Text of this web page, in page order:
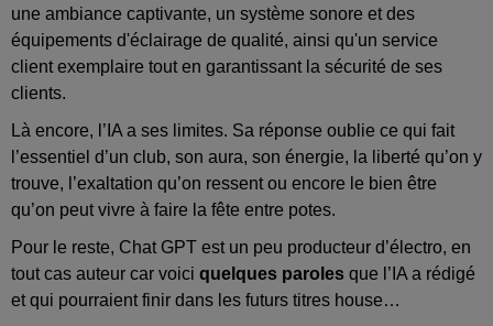
une ambiance captivante, un système sonore et des
équipements d'éclairage de qualité, ainsi qu'un service
client exemplaire tout en garantissant la sécurité de ses
clients.
Là encore, l’IA a ses limites. Sa réponse oublie ce qui fait
l’essentiel d’un club, son aura, son énergie, la liberté qu’on y
trouve, l’exaltation qu’on ressent ou encore le bien être
qu’on peut vivre à faire la fête entre potes.
Pour le reste, Chat GPT est un peu producteur d’électro, en
tout cas auteur car voici quelques paroles que l’IA a rédigé
et qui pourraient finir dans les futurs titres house…